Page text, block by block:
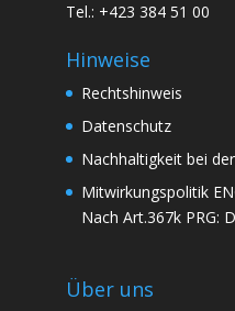
Tel.: +423 384 51 00
Hinweise
Rechtshinweis
Datenschutz
Nachhaltigkeit bei
Mitwirkungspolitik
Nach Art.367k PRG:
Über uns